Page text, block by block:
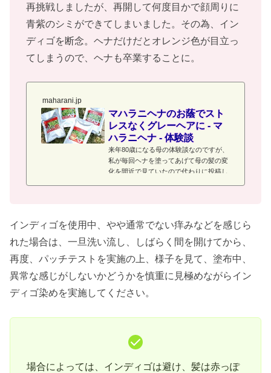
再挑戦しましたが、再開して何度目かで顔周りに
青紫のシミができてしまいました。その為、イン
ディゴを断念。ヘナだけだとオレンジ色が目立っ
てしまうので、ヘナも卒業することに。
maharani.jp
マハラニヘナのお蔭でスト
レスなくグレーヘアに - マ
ハラニヘナ - 体験談
来年80歳になる母の体験談なのですが、
私が毎回ヘナを塗ってあげて母の髪の変
化を間近で見ていたので代わりに投稿し
透けて見えるように。本人はとても気に
していましたが、せっせと白髪染めを続
けました。私は先にマハラニヘナを使い
始めて髪と地肌にいいと実感していたの
で、母を説得してヘナを試してもらいま
した。ヘナの後インディゴをしても真っ
黒にはならず褐色なのを嫌がり...
インディゴを使用中、やや通常でない痒みなどを感じら
れた場合は、一旦洗い流し、しばらく間を開けてから、
再度、パッチテストを実施の上、様子を見て、塗布中、
異常な感じがしないかどうかを慎重に見極めながらイン
ディゴ染めを実施してください。
場合によっては、インディゴは避け、髪は赤っぽ